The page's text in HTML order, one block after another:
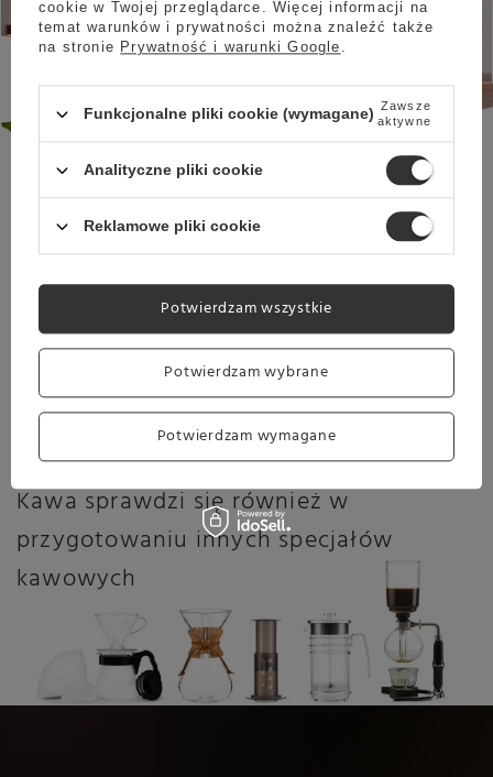
przygotowania
Java Decaf Kolumbia Cauca to jasno palona kawa jakości
specialty, która doskonale pasuje do
alternatywnych
metod parzenia
chemeksie lub aeropressie zachwyci podniebienia każdego
KAWA NA KAŻDĄ PORĘ DNIA
Java Decaf Kolumbia Cauca jest kawąbezkofeinową
sprawia, że możemy ją spożywać o każdej porze dnia.
Kawa sprawdzi się również w
przygotowaniu innych specjałów
kawowych
cookie w Twojej przeglądarce. Więcej informacji na
temat warunków i prywatności można znaleźć także
na stronie Prywatność i warunki Google .
Funkcjonalne pliki cookie (wymagane) Zawsze
aktywne
Analityczne pliki cookie
Reklamowe pliki cookie
Potwierdzam wybrane
Potwierdzam wymagane
Potwierdzam wszystkie